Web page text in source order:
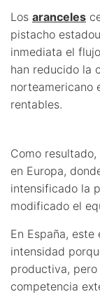
Los aranceles
pistacho
inmediata el
han reducido la
norteamericano
rentables.
Como
en Europa,
intensificado la
modificado el
En España,
intensidad
productiva,
competencia